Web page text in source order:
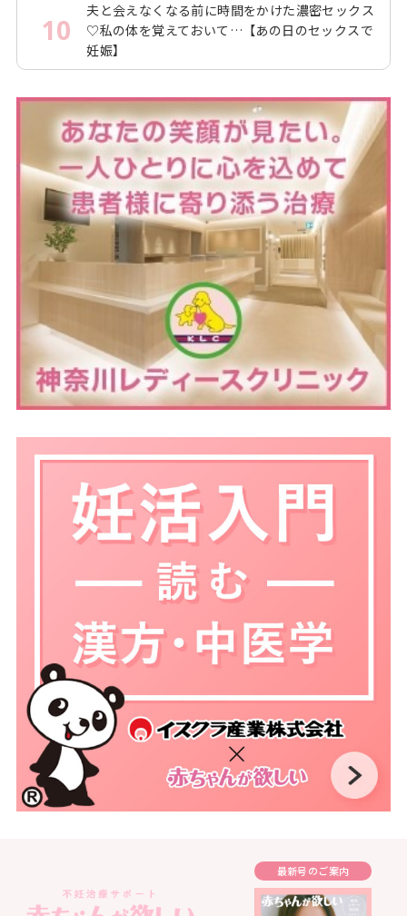
10
夫と会えなくなる前に時間をかけた濃密セックス
♡私の体を覚えておいて…【あの日のセックスで
妊娠】
最新号のご案内